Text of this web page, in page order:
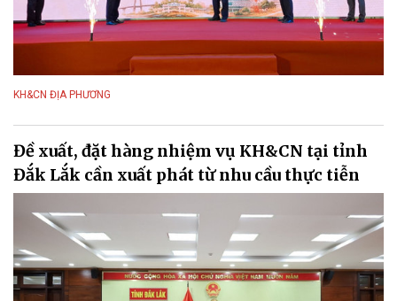
KH&CN ĐỊA PHƯƠNG
Đề xuất, đặt hàng nhiệm vụ KH&CN tại tỉnh
Đắk Lắk cần xuất phát từ nhu cầu thực tiễn